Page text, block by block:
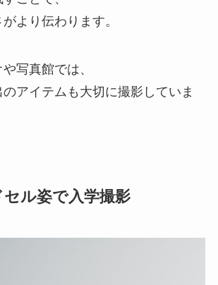
より伝わります。
写真館では、
アイテムも大切に撮影していま
ル姿で入学撮影